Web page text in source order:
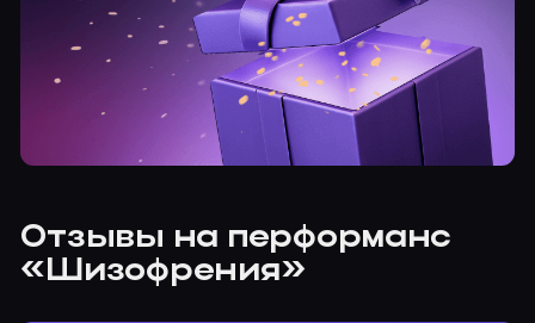
Отзывы на перформанс
«Шизофрения»